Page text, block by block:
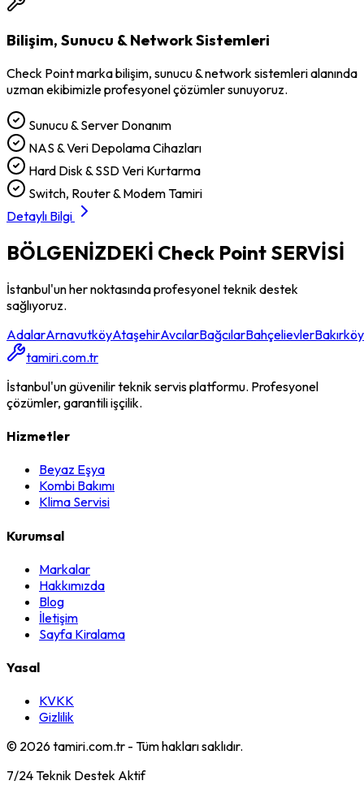
Bilişim, Sunucu & Network Sistemleri
Check Pointmarkabilişim, sunucu & network sistemlerialanında
uzman ekibimizle profesyonel çözümler sunuyoruz.
Sunucu & Server Donanım
NAS & Veri Depolama Cihazları
Hard Disk & SSD Veri Kurtarma
Switch, Router & Modem Tamiri
Detaylı Bilgi
BÖLGENİZDEKİ Check Point SERVİSİ
İstanbul'un her noktasında profesyonel teknik destek
sağlıyoruz.
AdalarArnavutköyAtaşehirAvcılarBağcılarBahçelievlerBakırköy
tamiri.com.tr
İstanbul'un güvenilir teknik servis platformu. Profesyonel
çözümler, garantili işçilik.
Hizmetler
Beyaz Eşya
Kombi Bakımı
Klima Servisi
Kurumsal
Markalar
Hakkımızda
Blog
İletişim
Sayfa Kiralama
Yasal
KVKK
Gizlilik
© 2026tamiri.com.tr - Tüm hakları saklıdır.
7/24 Teknik Destek Aktif